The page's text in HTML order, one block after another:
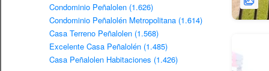
Condominio Peñalolen (1.626)
Condominio Peñalolén Metropolitana (1.614)
Casa Terreno Peñalolen (1.568)
Excelente Casa Peñalolén (1.485)
Casa Peñalolen Habitaciones (1.426)